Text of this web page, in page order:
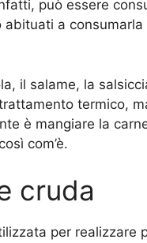
può essere
abituati a
il salame, la
termico,
è mangiare la
com’è.
cruda
per realizzare